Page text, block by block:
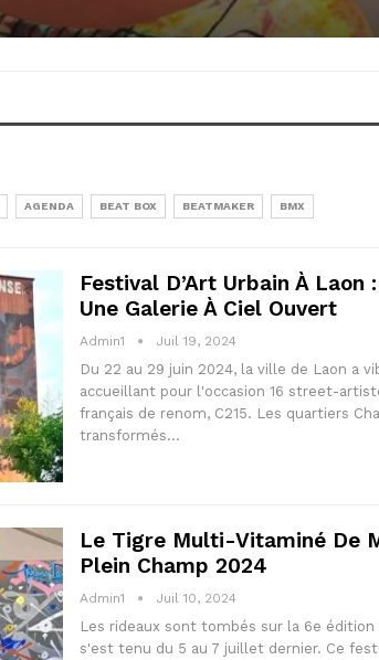
AGENDA BEAT BOX BEATMAKER BMX
Festival D’Art Urbain À
Une Galerie À Ciel Ouvert
Admin1 Juil 19, 2024
Du 22 au 29 juin 2024, la ville de Laon a
accueillant pour l'occasion 16 street-
français de renom, C215. Les quartiers
transformés…
Le Tigre Multi-Vitaminé De
Plein Champ 2024
Admin1 Juil 10, 2024
Les rideaux sont tombés sur la 6e édition
s'est tenu du 5 au 7 juillet dernier. Ce